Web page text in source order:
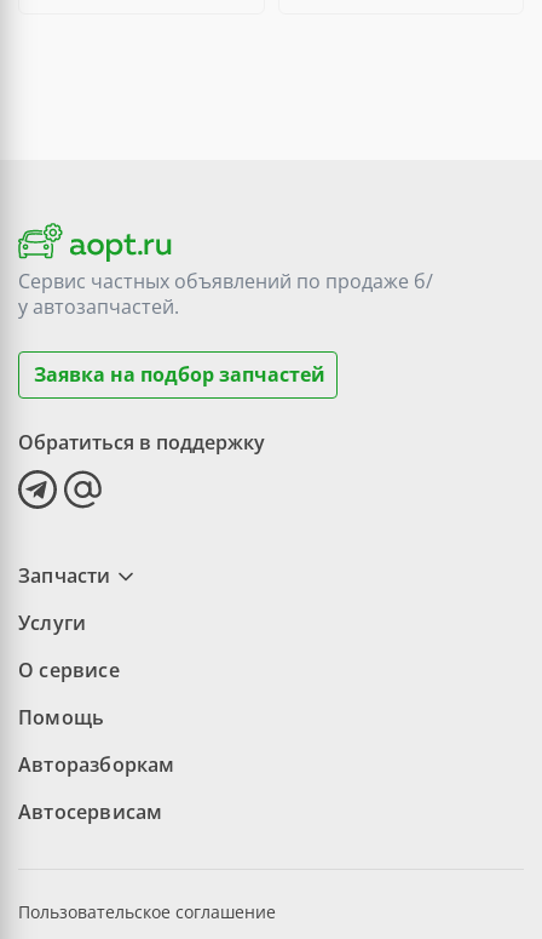
Сервис частных объявлений по продаже б/
уавтозапчастей.
Заявка на подбор запчастей
Обратиться в поддержку
Запчасти
Услуги
О сервисе
Помощь
Авторазборкам
Автосервисам
Пользовательское соглашение